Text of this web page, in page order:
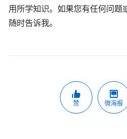
用所学知识。如果您有任何问题
随时告诉我。
赞 微海报